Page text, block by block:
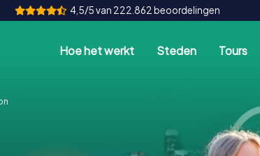
4,5/5 van 222.862 beoordelingen
Hoe het werkt Steden Tours